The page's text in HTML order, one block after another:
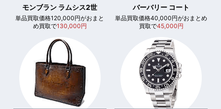
モンブラン ラムシス2世
単品買取価格120,000円がおまと
め買取で130,000円
バーバリー コート
単品買取価格40,000円がおまとめ
買取で45,000円